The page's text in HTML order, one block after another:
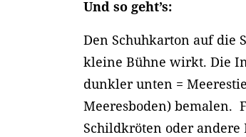
Und so geht’s:
Den Schuhkarton auf die
kleine Bühne wirkt. Die
dunkler unten =
Meeresboden) bemalen.
Schildkröten oder andere